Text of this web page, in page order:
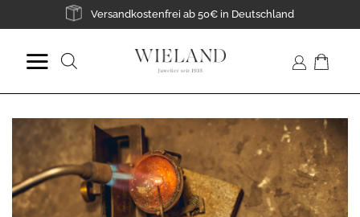
Inhalt
Versandkostenfrei ab 50€ in Deutschland
Suche